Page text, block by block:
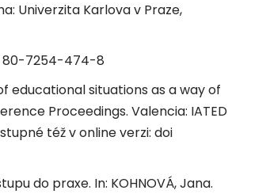
Univerzita Karlova v Praze,
80-7254-474-8
of educational situations as a way of
Proceedings. Valencia: IATED
též v online verzi: doi
do praxe. In: KOHNOVÁ, Jana.